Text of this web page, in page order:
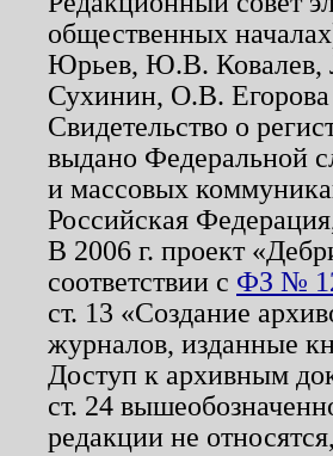
общественных
Юрьев, Ю.В.
Сухинин, О.В. Егорова
Свидетельство о
выдано Федеральной
и массовых
Российская
В 2006 г. проект
соответствии с ФЗ №
ст. 13 «Создание
журналов, изданные
Доступ к архивным
ст. 24
редакции не